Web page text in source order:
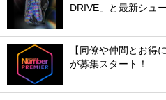
DRIVE」と最新シュ
【同僚や仲間とお得
が募集スタート！